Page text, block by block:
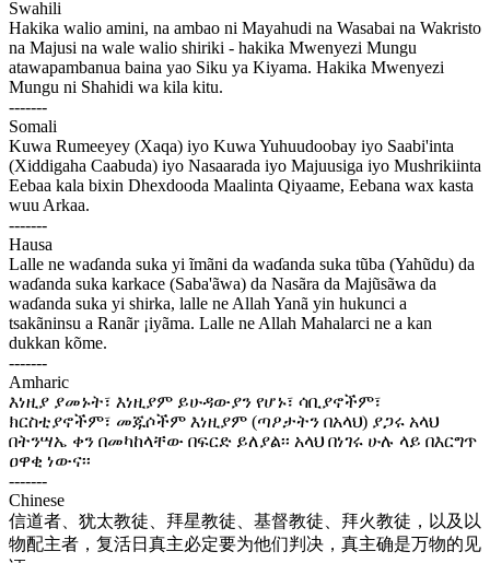
Swahili
Hakika walio amini, na ambao ni Mayahudi na Wasabai na Wakristo
na Majusi na wale walio shiriki - hakika Mwenyezi Mungu
atawapambanua baina yao Siku ya Kiyama. Hakika Mwenyezi
Mungu ni Shahidi wa kila kitu.
-------
Somali
Kuwa Rumeeyey (Xaqa) iyo Kuwa Yuhuudoobay iyo Saabi'inta
(Xiddigaha Caabuda) iyo Nasaarada iyo Majuusiga iyo Mushrikiinta
Eebaa kala bixin Dhexdooda Maalinta Qiyaame, Eebana wax kasta
wuu Arkaa.
-------
Hausa
Lalle ne waɗanda suka yi ĩmãni da waɗanda suka tũba (Yahũdu) da
waɗanda suka karkace (Saba'ãwa) da Nasãra da Majũsãwa da
waɗanda suka yi shirka, lalle ne Allah Yanã yin hukunci a
tsakãninsu a Ranãr ¡iyãma. Lalle ne Allah Mahalarci ne a kan
dukkan kõme.
-------
Amharic
እነዚያ ያመኑት፣ እነዚያም ይሁዳውያን የሆኑ፣ ሳቢያኖችም፣
ክርስቲያኖችም፣ መጁሶችም እነዚያም (ጣዖታትን በአላህ) ያጋሩ አላህ
በትንሣኤ ቀን በመካከላቸው በፍርድ ይለያል፡፡ አላህ በነገሩ ሁሉ ላይ በእርግጥ
ዐዋቂ ነውና፡፡
-------
Chinese
信道者、犹太教徒、拜星教徒、基督教徒、拜火教徒，以及以
物配主者，复活日真主必定要为他们判决，真主确是万物的见